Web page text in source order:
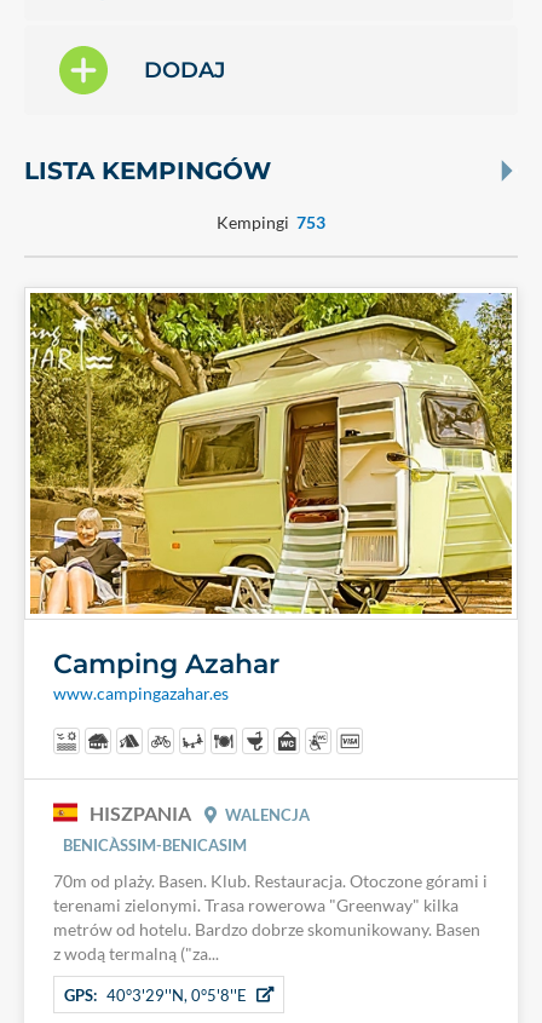
DODAJ
LISTA KEMPINGÓW
Kempingi 753
Camping Azahar
www.campingazahar.es
HISZPANIA
WALENCJA
BENICÀSSIM-BENICASIM
70m od plaży. Basen. Klub. Restauracja. Otoczone górami i
terenami zielonymi. Trasa rowerowa "Greenway" kilka
metrów od hotelu. Bardzo dobrze skomunikowany. Basen
z wodą termalną ("za...
GPS: 40°3'29''N, 0°5'8''E